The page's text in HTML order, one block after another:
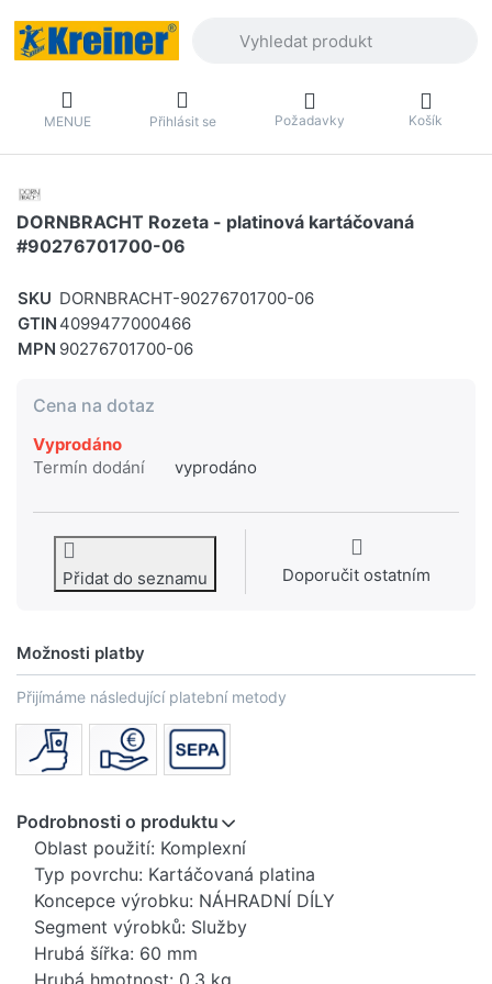
MENUE Přihlásit se Požadavky Košík
DORNBRACHT Rozeta - platinová kartáčovaná
#90276701700-06
SKU DORNBRACHT-90276701700-06
GTIN 4099477000466
MPN 90276701700-06
Cena na dotaz
Vyprodáno
Termín dodání
vyprodáno
Přidat do seznamu Doporučit ostatním
Možnosti platby
Přijímáme následující platební metody
Podrobnosti o produktu
Oblast použití: Komplexní
Typ povrchu: Kartáčovaná platina
Koncepce výrobku: NÁHRADNÍ DÍLY
Segment výrobků: Služby
Hrubá šířka: 60 mm
Hrubá hmotnost: 0,3 kg